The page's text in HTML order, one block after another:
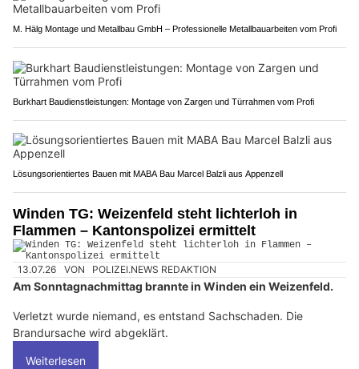
M. Hälg Montage und Metallbau GmbH – Professionelle Metallbauarbeiten vom Profi
Burkhart Baudienstleistungen: Montage von Zargen und Türrahmen vom Profi
Lösungsorientiertes Bauen mit MABA Bau Marcel Balzli aus Appenzell
Winden TG: Weizenfeld steht lichterloh in
Flammen – Kantonspolizei ermittelt
13.07.26 VON POLIZEI.NEWS REDAKTION
Am Sonntagnachmittag brannte in Winden ein Weizenfeld.
Verletzt wurde niemand, es entstand Sachschaden. Die
Brandursache wird abgeklärt.
Weiterlesen